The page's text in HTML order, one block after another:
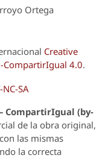
Ortega
Creative
CompartirIgual 4.0.
CompartirIgual (by-
de la obra original,
las mismas
la correcta